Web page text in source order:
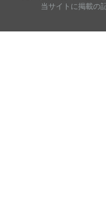
当サイトに掲載の